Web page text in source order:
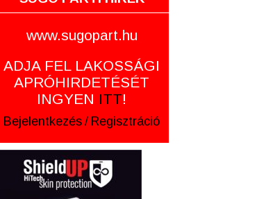
www.sugopart.hu
ADJA FEL LAKOSSÁGI
APRÓHIRDETÉSÉT
INGYEN ITT!
Bejelentkezés / Regisztráció